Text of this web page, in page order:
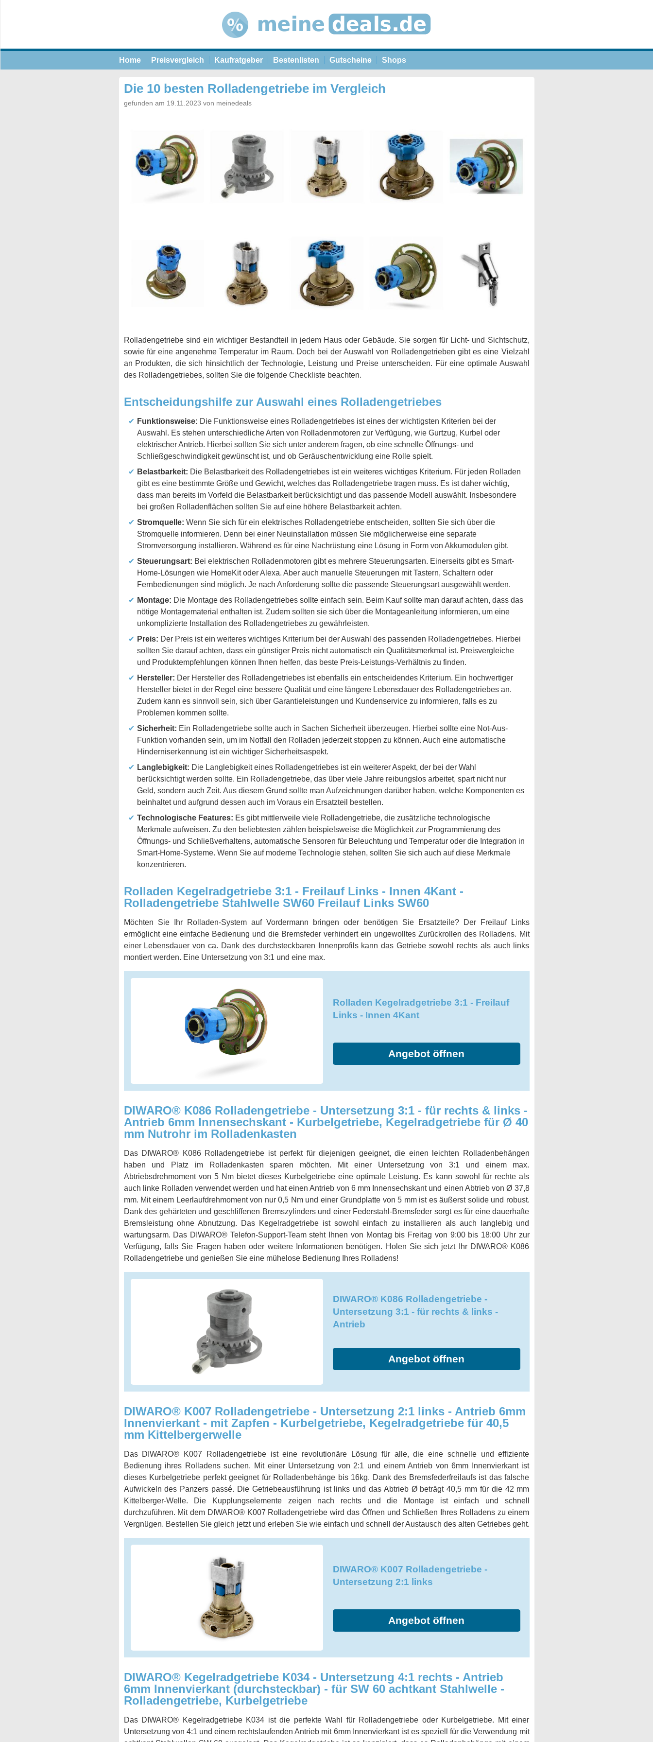
Home Preisvergleich Kaufratgeber Bestenlisten Gutscheine Shops
Die 10 besten Rolladengetriebe im Vergleich
gefunden am 19.11.2023 von meinedeals
Rolladengetriebe sind ein wichtiger Bestandteil in jedem Haus oder Gebäude. Sie sorgen für Licht- und Sichtschutz,
sowie für eine angenehme Temperatur im Raum. Doch bei der Auswahl von Rolladengetrieben gibt es eine Vielzahl
an Produkten, die sich hinsichtlich der Technologie, Leistung und Preise unterscheiden. Für eine optimale Auswahl
des Rolladengetriebes, sollten Sie die folgende Checkliste beachten.
Entscheidungshilfe zur Auswahl eines Rolladengetriebes
Funktionsweise: Die Funktionsweise eines Rolladengetriebes ist eines der wichtigsten Kriterien bei der
Auswahl. Es stehen unterschiedliche Arten von Rolladenmotoren zur Verfügung, wie Gurtzug, Kurbel oder
elektrischer Antrieb. Hierbei sollten Sie sich unter anderem fragen, ob eine schnelle Öffnungs- und
Schließgeschwindigkeit gewünscht ist, und ob Geräuschentwicklung eine Rolle spielt.
Belastbarkeit: Die Belastbarkeit des Rolladengetriebes ist ein weiteres wichtiges Kriterium. Für jeden Rolladen
gibt es eine bestimmte Größe und Gewicht, welches das Rolladengetriebe tragen muss. Es ist daher wichtig,
dass man bereits im Vorfeld die Belastbarkeit berücksichtigt und das passende Modell auswählt. Insbesondere
bei großen Rolladenflächen sollten Sie auf eine höhere Belastbarkeit achten.
Stromquelle: Wenn Sie sich für ein elektrisches Rolladengetriebe entscheiden, sollten Sie sich über die
Stromquelle informieren. Denn bei einer Neuinstallation müssen Sie möglicherweise eine separate
Stromversorgung installieren. Während es für eine Nachrüstung eine Lösung in Form von Akkumodulen gibt.
Steuerungsart: Bei elektrischen Rolladenmotoren gibt es mehrere Steuerungsarten. Einerseits gibt es Smart-
Home-Lösungen wie HomeKit oder Alexa. Aber auch manuelle Steuerungen mit Tastern, Schaltern oder
Fernbedienungen sind möglich. Je nach Anforderung sollte die passende Steuerungsart ausgewählt werden.
Montage: Die Montage des Rolladengetriebes sollte einfach sein. Beim Kauf sollte man darauf achten, dass das
nötige Montagematerial enthalten ist. Zudem sollten sie sich über die Montageanleitung informieren, um eine
unkomplizierte Installation des Rolladengetriebes zu gewährleisten.
Preis: Der Preis ist ein weiteres wichtiges Kriterium bei der Auswahl des passenden Rolladengetriebes. Hierbei
sollten Sie darauf achten, dass ein günstiger Preis nicht automatisch ein Qualitätsmerkmal ist. Preisvergleiche
und Produktempfehlungen können Ihnen helfen, das beste Preis-Leistungs-Verhältnis zu finden.
Hersteller: Der Hersteller des Rolladengetriebes ist ebenfalls ein entscheidendes Kriterium. Ein hochwertiger
Hersteller bietet in der Regel eine bessere Qualität und eine längere Lebensdauer des Rolladengetriebes an.
Zudem kann es sinnvoll sein, sich über Garantieleistungen und Kundenservice zu informieren, falls es zu
Problemen kommen sollte.
Sicherheit: Ein Rolladengetriebe sollte auch in Sachen Sicherheit überzeugen. Hierbei sollte eine Not-Aus-
Funktion vorhanden sein, um im Notfall den Rolladen jederzeit stoppen zu können. Auch eine automatische
Hinderniserkennung ist ein wichtiger Sicherheitsaspekt.
Langlebigkeit: Die Langlebigkeit eines Rolladengetriebes ist ein weiterer Aspekt, der bei der Wahl
berücksichtigt werden sollte. Ein Rolladengetriebe, das über viele Jahre reibungslos arbeitet, spart nicht nur
Geld, sondern auch Zeit. Aus diesem Grund sollte man Aufzeichnungen darüber haben, welche Komponenten es
beinhaltet und aufgrund dessen auch im Voraus ein Ersatzteil bestellen.
Technologische Features: Es gibt mittlerweile viele Rolladengetriebe, die zusätzliche technologische
Merkmale aufweisen. Zu den beliebtesten zählen beispielsweise die Möglichkeit zur Programmierung des
Öffnungs- und Schließverhaltens, automatische Sensoren für Beleuchtung und Temperatur oder die Integration in
Smart-Home-Systeme. Wenn Sie auf moderne Technologie stehen, sollten Sie sich auch auf diese Merkmale
konzentrieren.
Rolladen Kegelradgetriebe 3:1 - Freilauf Links - Innen 4Kant -
Rolladengetriebe Stahlwelle SW60 Freilauf Links SW60
Möchten Sie Ihr Rolladen-System auf Vordermann bringen oder benötigen Sie Ersatzteile? Der Freilauf Links
ermöglicht eine einfache Bedienung und die Bremsfeder verhindert ein ungewolltes Zurückrollen des Rolladens. Mit
einer Lebensdauer von ca. Dank des durchsteckbaren Innenprofils kann das Getriebe sowohl rechts als auch links
montiert werden. Eine Untersetzung von 3:1 und eine max.
Rolladen Kegelradgetriebe 3:1 - Freilauf
Links - Innen 4Kant
Angebot öffnen
DIWARO® K086 Rolladengetriebe - Untersetzung 3:1 - für rechts & links -
Antrieb 6mm Innensechskant - Kurbelgetriebe, Kegelradgetriebe für Ø 40
mm Nutrohr im Rolladenkasten
Das DIWARO® K086 Rolladengetriebe ist perfekt für diejenigen geeignet, die einen leichten Rolladenbehängen
haben und Platz im Rolladenkasten sparen möchten. Mit einer Untersetzung von 3:1 und einem max.
Abtriebsdrehmoment von 5 Nm bietet dieses Kurbelgetriebe eine optimale Leistung. Es kann sowohl für rechte als
auch linke Rolladen verwendet werden und hat einen Antrieb von 6 mm Innensechskant und einen Abtrieb von Ø 37,8
mm. Mit einem Leerlaufdrehmoment von nur 0,5 Nm und einer Grundplatte von 5 mm ist es äußerst solide und robust.
Dank des gehärteten und geschliffenen Bremszylinders und einer Federstahl-Bremsfeder sorgt es für eine dauerhafte
Bremsleistung ohne Abnutzung. Das Kegelradgetriebe ist sowohl einfach zu installieren als auch langlebig und
wartungsarm. Das DIWARO® Telefon-Support-Team steht Ihnen von Montag bis Freitag von 9:00 bis 18:00 Uhr zur
Verfügung, falls Sie Fragen haben oder weitere Informationen benötigen. Holen Sie sich jetzt Ihr DIWARO® K086
Rolladengetriebe und genießen Sie eine mühelose Bedienung Ihres Rolladens!
DIWARO® K086 Rolladengetriebe -
Untersetzung 3:1 - für rechts & links -
Antrieb
Angebot öffnen
DIWARO® K007 Rolladengetriebe - Untersetzung 2:1 links - Antrieb 6mm
Innenvierkant - mit Zapfen - Kurbelgetriebe, Kegelradgetriebe für 40,5
mm Kittelbergerwelle
Das DIWARO® K007 Rolladengetriebe ist eine revolutionäre Lösung für alle, die eine schnelle und effiziente
Bedienung ihres Rolladens suchen. Mit einer Untersetzung von 2:1 und einem Antrieb von 6mm Innenvierkant ist
dieses Kurbelgetriebe perfekt geeignet für Rolladenbehänge bis 16kg. Dank des Bremsfederfreilaufs ist das falsche
Aufwickeln des Panzers passé. Die Getriebeausführung ist links und das Abtrieb Ø beträgt 40,5 mm für die 42 mm
Kittelberger-Welle. Die Kupplungselemente zeigen nach rechts und die Montage ist einfach und schnell
durchzuführen. Mit dem DIWARO® K007 Rolladengetriebe wird das Öffnen und Schließen Ihres Rolladens zu einem
Vergnügen. Bestellen Sie gleich jetzt und erleben Sie wie einfach und schnell der Austausch des alten Getriebes geht.
DIWARO® K007 Rolladengetriebe -
Untersetzung 2:1 links
Angebot öffnen
DIWARO® Kegelradgetriebe K034 - Untersetzung 4:1 rechts - Antrieb
6mm Innenvierkant (durchsteckbar) - für SW 60 achtkant Stahlwelle -
Rolladengetriebe, Kurbelgetriebe
Das DIWARO® Kegelradgetriebe K034 ist die perfekte Wahl für Rolladengetriebe oder Kurbelgetriebe. Mit einer
Untersetzung von 4:1 und einem rechtslaufenden Antrieb mit 6mm Innenvierkant ist es speziell für die Verwendung mit